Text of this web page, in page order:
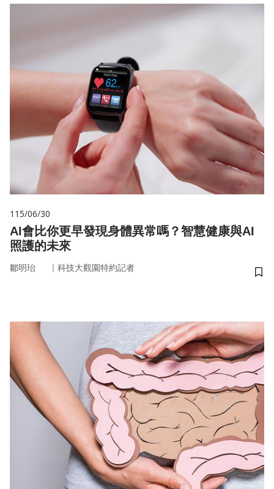
115/06/30
AI會比你更早發現身體異常嗎？智慧健康與AI
照護的未來
鄒明珆 ｜ 科技大觀園特約記者
儲